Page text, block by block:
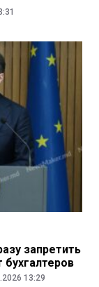
запретить
13:29